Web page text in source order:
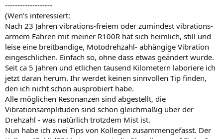
-------------------
(Wen's interessiert:
Nach 23 Jahren vibrations-freiem oder zumindest vibrations-
armem Fahren mit meiner R100R hat sich heimlich, still und
leise eine breitbandige, Motodrehzahl- abhängige Vibration
eingeschlichen. Einfach so, ohne dass etwas geändert wurde.
Seit ca 5 Jahren und etlichen tausend Kilometern laboriere ich
jetzt daran herum. Ihr werdet keinen sinnvollen Tip finden,
den ich nicht schon ausprobiert habe.
Alle möglichen Resonanzen sind abgestellt, die
Vibrationsamplituden sind schön gleichmäßig über der
Drehzahl - was natürlich trotzdem Mist ist.
Nun habe ich zwei Tips von Kollegen zusammengefasst. Der